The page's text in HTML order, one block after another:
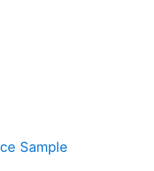
Sample